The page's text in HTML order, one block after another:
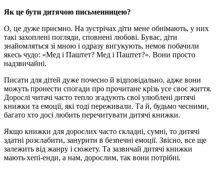
Як це бути дитячою письменницею?
О, це дуже приємно. На зустрічах діти мене обнімають, у них
такі захоплені погляди, сповнені любові. Буває, діти
знайомляться зі мною і одразу вигукують, немов побачили
якесь чудо: «Мед і Паштет? Мед і Паштет?». Вони просто
надзвичайні.
Писати для дітей дуже почесно й відповідально, адже вони
можуть пронести спогади про прочитане крізь усе своє життя.
Дорослі читачі часто тепло згадують свої улюблені дитячі
книжки та емоції, які тоді переживали. Та й, будьмо чесними,
багато хто досі любить перечитувати дитячі книжки.
Якщо книжки для дорослих часто складні, сумні, то дитячі
здатні розслабити, занурити в безпечні емоції. Звісно, все ще
залежить від жанру і сюжету. Та зазвичай дитячі книжки
мають хепі-енди, а нам, дорослим, так вони потрібні.